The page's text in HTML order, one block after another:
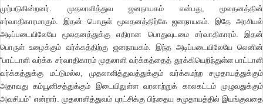
முற்படுகின்றனர். முதலாளித்துவ ஜனநாயகம் என்பது, மூலதனத்தின்
சர்வாதிகாரமாகும். இதன் பொருள் மூலதனத்திற்கே ஜனநாயகம். இதே அரசியல்
அடிப்படையிலேயே மூலதனத்துக்கு எதிரான பொதுவுடமை சர்வாதிகாரம். இதன்
பொருள் உழைக்கும் வர்க்கத்திற்கு ஜனநாயகம். இந்த அடிப்படையிலேயே லெனின்
“பாட்டாளி வர்க்க சர்வாதிகாரம் முதலாளி வர்க்கத்தைத் தூக்கியெறிந்துள்ள பாட்டாளி
வர்க்கத்துக்கு மட்டுமல்ல, முதலாளித்துவத்துக்கும் வர்க்கமற்ற சமுதாயத்துக்கும்
அதாவது கம்யூனிசத்துக்கும் இடையிலுள்ள வரலாற்றுக் காலகட்டம் முழுவதுக்கும்
அவசியம்” என்றார். முதலாளித்துவம் புரட்சிக்கு பிந்தைய சமுதாயத்தில் இயங்குவதை